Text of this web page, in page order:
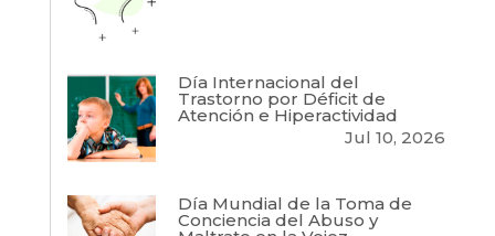
Día Internacional del
Trastorno por Déficit de
Atención e Hiperactividad
Jul 10, 2026
Día Mundial de la Toma de
Conciencia del Abuso y